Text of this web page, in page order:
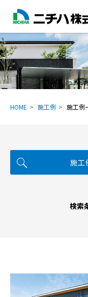
HOME 施工例 施工例
施
検索